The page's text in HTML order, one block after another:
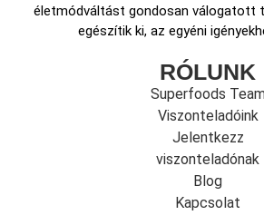
életmódváltást gondosan válogatott
egészítik ki, az egyéni
RÓLUNK
Superfoods
Viszonteladóink
Jelentkezz
viszonteladónak
Blog
Kapcsolat